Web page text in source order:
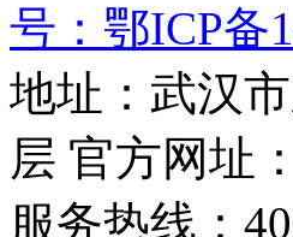
号：鄂ICP备
地址：武汉
层 官方网址
服务热线：